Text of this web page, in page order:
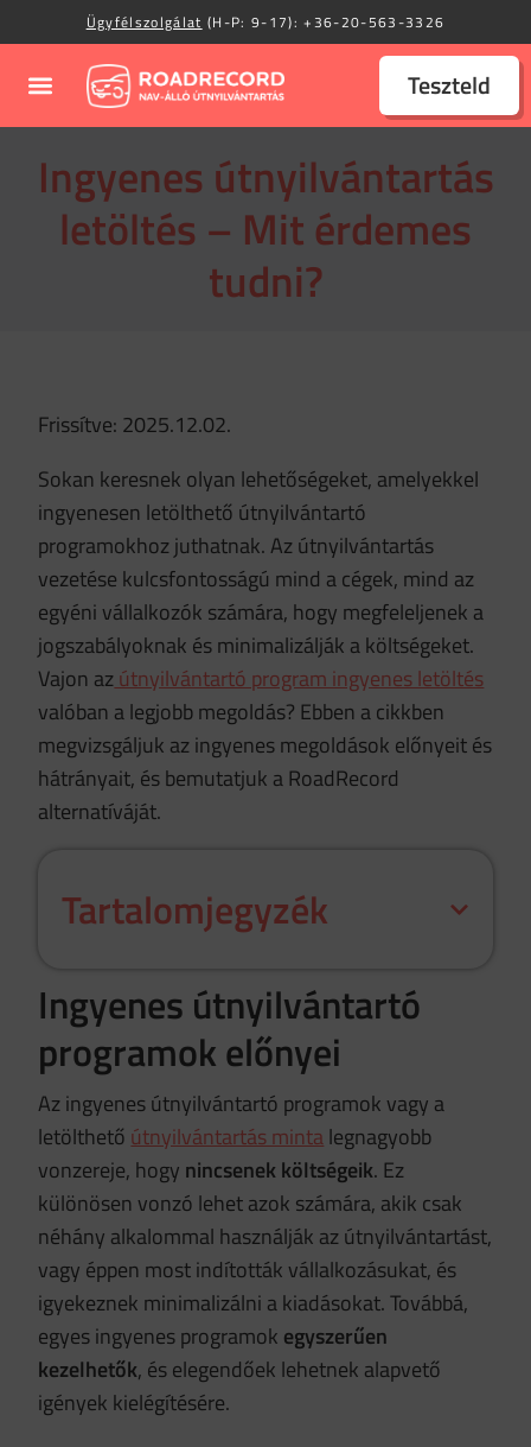
Ügyfélszolgálat (H-P: 9-17):+36-20-563-3326
Teszteld
Ingyenes útnyilvántartás
letöltés – Mit érdemes
tudni?
Frissítve: 2025.12.02.
Sokan keresnek olyan lehetőségeket, amelyekkel
ingyenesen letölthető útnyilvántartó
programokhoz juthatnak. Az útnyilvántartás
vezetése kulcsfontosságú mind a cégek, mind az
egyéni vállalkozók számára, hogy megfeleljenek a
jogszabályoknak és minimalizálják a költségeket.
Vajon azútnyilvántartó program ingyenes letöltés
valóban a legjobb megoldás? Ebben a cikkben
megvizsgáljuk az ingyenes megoldások előnyeit és
hátrányait, és bemutatjuk a RoadRecord
alternatíváját.
Tartalomjegyzék
Ingyenes útnyilvántartó
programok előnyei
Az ingyenes útnyilvántartó programok vagy a
letölthető útnyilvántartás mintalegnagyobb
vonzereje, hogy nincsenek költségeik. Ez
különösen vonzó lehet azok számára, akik csak
néhány alkalommal használják az útnyilvántartást,
vagy éppen most indították vállalkozásukat, és
igyekeznek minimalizálni a kiadásokat. Továbbá,
egyes ingyenes programok egyszerűen
kezelhetők, és elegendőek lehetnek alapvető
igények kielégítésére.